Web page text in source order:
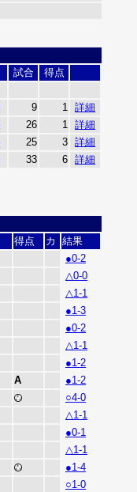
試合
得点
9 1 詳細
26 1 詳細
25 3 詳細
33 6 詳細
得点 カ
結果
●0-2
△0-0
△1-1
●1-3
●0-2
△1-1
●1-2
A
●1-2
○4-0
△1-1
●0-1
△1-1
●1-4
○1-0